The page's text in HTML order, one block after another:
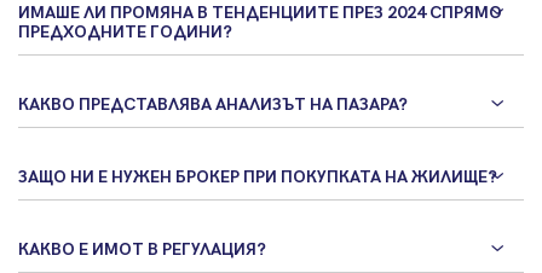
ИМАШЕ ЛИ ПРОМЯНА В ТЕНДЕНЦИИТЕ ПРЕЗ 2024 СПРЯМО
ПРЕДХОДНИТЕ ГОДИНИ?
КАКВО ПРЕДСТАВЛЯВА АНАЛИЗЪТ НА ПАЗАРА?
ЗАЩО НИ Е НУЖЕН БРОКЕР ПРИ ПОКУПКАТА НА ЖИЛИЩЕ?
КАКВО Е ИМОТ В РЕГУЛАЦИЯ?